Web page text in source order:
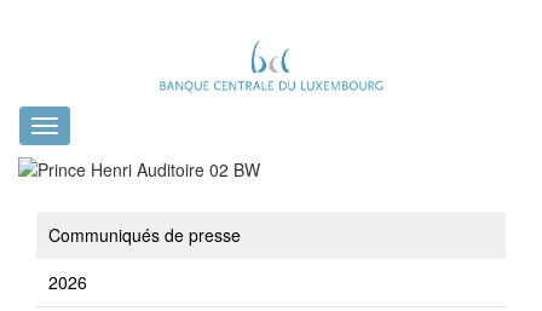
Toggle
navigation
Communiqués de presse
2026